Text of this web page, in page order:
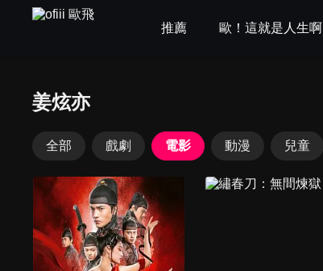
推薦 歐！這就是人生啊
姜炫亦
全部 戲劇 電影 動漫 兒童